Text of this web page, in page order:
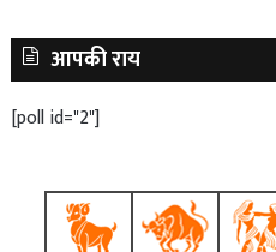
आपकी राय
[poll id="2"]